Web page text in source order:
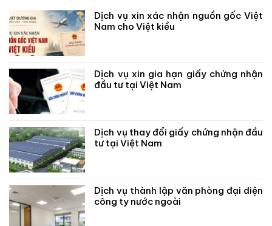
Dịch vụ xin xác nhận nguồn gốc Việt
Nam cho Việt kiều
Dịch vụ xin gia hạn giấy chứng nhận
đầu tư tại Việt Nam
Dịch vụ thay đổi giấy chứng nhận đầu
tư tại Việt Nam
Dịch vụ thành lập văn phòng đại diện
công ty nước ngoài